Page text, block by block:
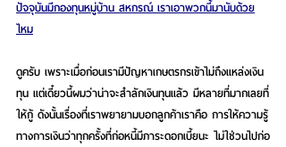
ปัจจุบันมีกองทุนหมู่บ้าน สหกรณ์ เราเอาพวกนี้มานับด้วย
ไหม
ดูครับ เพราะเมื่อก่อนเรามีปัญหาเกษตรกรเข้าไม่ถึงแหล่งเงิน
ทุน แต่เดี๋ยวนี้ผมว่าน่าจะสำลักเงินทุนแล้ว มีหลายที่มากเลยที่
ให้กู้ ดังนั้นเรื่องที่เราพยายามบอกลูกค้าเราคือ การให้ความรู้
ทางการเงินว่าทุกครั้งที่ก่อหนี้มีภาระดอกเบี้ยนะ ไม่ใช่วนไปก่อ